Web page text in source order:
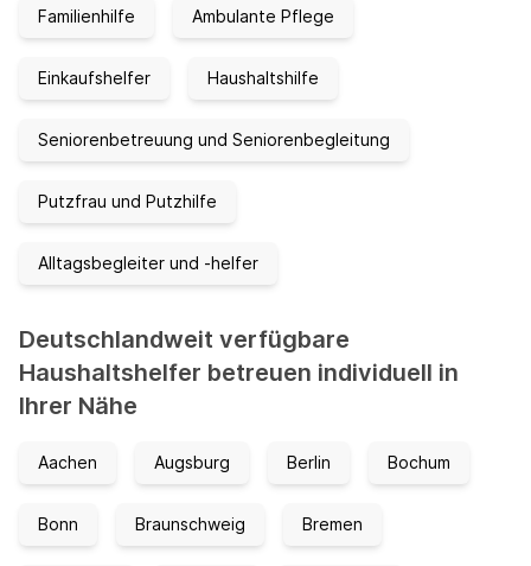
Familienhilfe Ambulante Pflege
Einkaufshelfer Haushaltshilfe
Seniorenbetreuung und Seniorenbegleitung
Putzfrau und Putzhilfe
Alltagsbegleiter und -helfer
Deutschlandweit verfügbare
Haushaltshelfer betreuen individuell in
Ihrer Nähe
Aachen Augsburg Berlin Bochum
Bonn Braunschweig Bremen